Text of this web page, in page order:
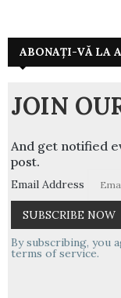
ABONAȚI-VĂ LA
JOIN
And get notified
post.
Email Address
By subscribing, you
terms of service.